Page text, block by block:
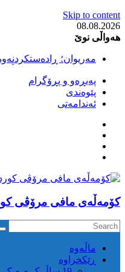
Skip to content
08.08.2026
هەواڵی نوێ
مەریوان؛
سەقز؛ دەسبەسەری دوو
کوژرانی هاوڵاتییەکی
مەریوان و ڕوانسەر؛
پەیڕەو و پڕۆگرام
پێوەندی
ئەندامەتی
كۆمه‌ڵه‌ی مافی مرۆڤی
ماڵه‌وه‌
ڕێکخراوە